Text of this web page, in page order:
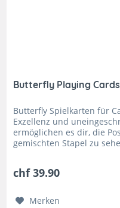
Butterfly Playing
Butterfly Spielkarten für
Exzellenz und
ermöglichen es dir, die
gemischten Stapel zu
chf 39.90
Merken